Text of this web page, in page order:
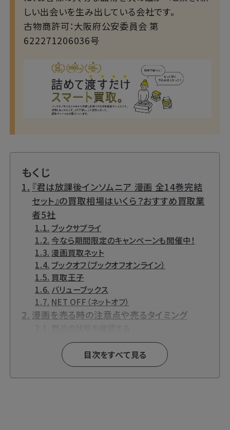
しい出会いを生み出している会社です。
古物商許可：大阪府公安委員会 第
622271206036号
もくじ
『君は放課後インソムニア 漫画 全14巻完結
セット』の買取相場はいくら？おすすめ買取業
者5社
ブックサプライ
今なら期間限定のキャンペーンも開催中！
漫画買取ネット
ブックオフ（ブックオフオンライン）
買取王子
バリューブックス
NET OFF（ネットオフ）
漫画を売る時の注意点や売るタイミング
まとめて売る
新作は早く売る
『君は放課後インソムニア』とは？
『君は放課後インソムニア』まとめ
目次をすべて見る